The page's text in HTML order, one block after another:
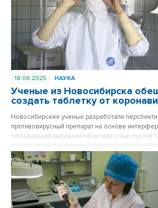
18.06.2025 НАУКА
Ученые из Новосибирска
создать таблетку от
Новосибирские ученые разработали
противовирусный препарат на основе
обладающий выраженной активностью против